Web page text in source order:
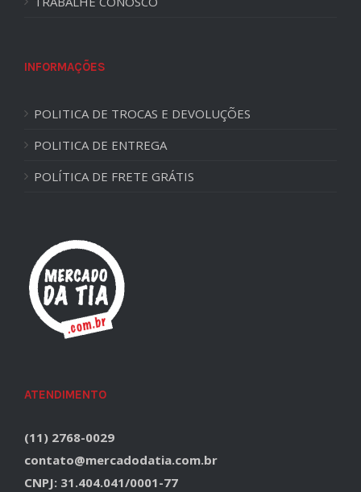
INFORMAÇÕES
POLITICA DE TROCAS E DEVOLUÇÕES
POLITICA DE ENTREGA
POLÍTICA DE FRETE GRÁTIS
ATENDIMENTO
(11) 2768-0029
contato@mercadodatia.com.br
CNPJ: 31.404.041/0001-77